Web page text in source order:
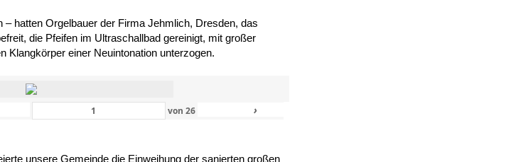
hatten Orgelbauer der Firma Jehmlich, Dresden, das
die Pfeifen im Ultraschallbad gereinigt, mit großer
Klangkörper einer Neuintonation unterzogen.
von 26 ›
unsere Gemeinde die Einweihung der sanierten großen